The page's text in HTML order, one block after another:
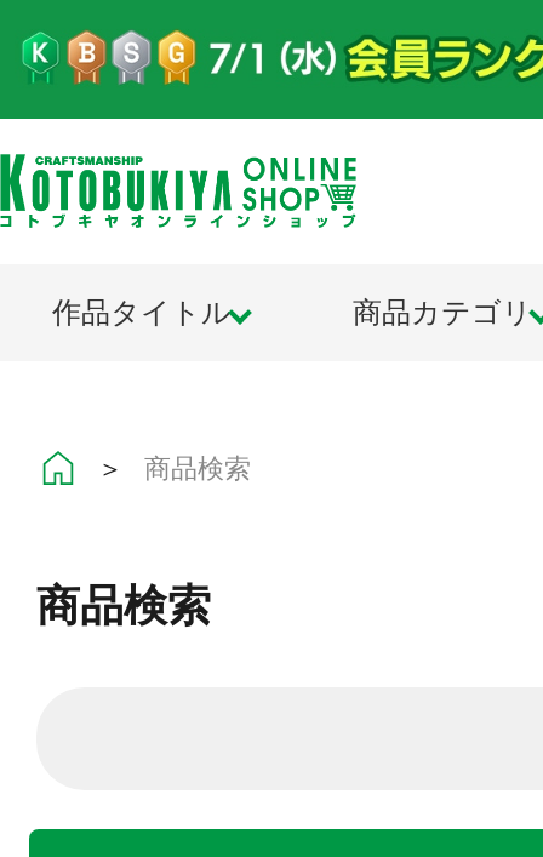
作品タイトル 商品カテゴリ
＞ 商品検索
商品検索